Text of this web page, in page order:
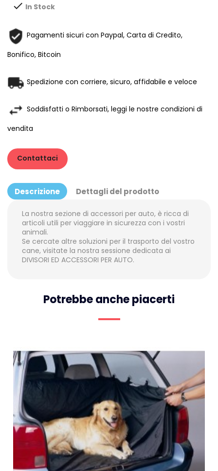
 In Stock
Pagamenti sicuri con Paypal, Carta di Credito,
Bonifico, Bitcoin
Spedizione con corriere, sicuro, affidabile e veloce
Soddisfatti o Rimborsati, leggi le nostre condizioni di
vendita
Contattaci
Descrizione Dettagli del prodotto
La nostra sezione di accessori per auto, è ricca di
articoli utili per viaggiare in sicurezza con i vostri
animali.
Se cercate altre soluzioni per il trasporto del vostro
cane, visitate la nostra sessione dedicata ai
DIVISORI ED ACCESSORI PER AUTO.
Potrebbe anche piacerti